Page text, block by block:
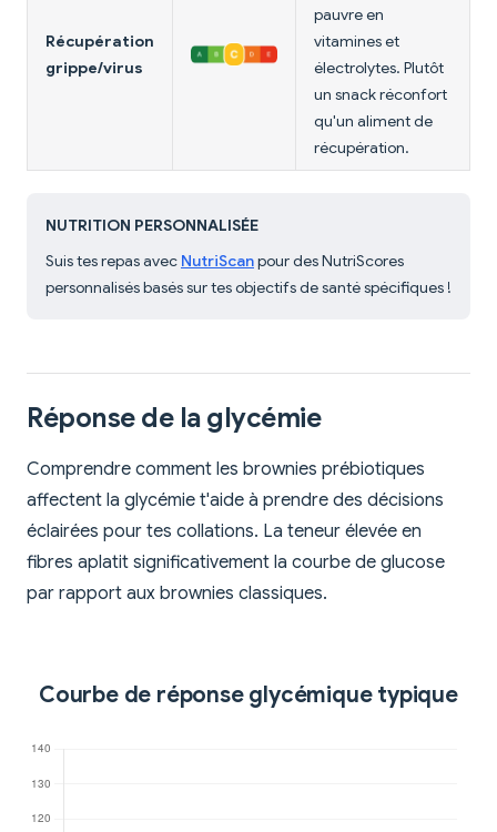
Récupération
grippe/virus
pauvre en
vitamines et
électrolytes. Plutôt
un snack réconfort
qu'un aliment de
récupération.
NUTRITION PERSONNALISÉE
Suis tes repas avec NutriScanpour des NutriScores
personnalisés basés sur tes objectifs de santé spécifiques !
Réponse de la glycémie
Comprendre comment les brownies prébiotiques
affectent la glycémie t'aide à prendre des décisions
éclairées pour tes collations. La teneur élevée en
fibres aplatit significativement la courbe de glucose
par rapport aux brownies classiques.
Courbe de réponse glycémique typique